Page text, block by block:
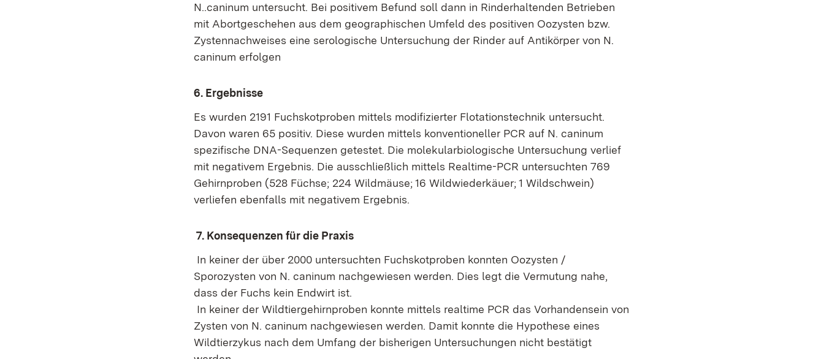
N..caninum untersucht. Bei positivem Befund soll dann in Rinderhaltenden Betrieben
mit Abortgeschehen aus dem geographischen Umfeld des positiven Oozysten bzw.
Zystennachweises eine serologische Untersuchung der Rinder auf Antikörper von N.
caninum erfolgen
6. Ergebnisse
Es wurden 2191 Fuchskotproben mittels modifizierter Flotationstechnik untersucht.
Davon waren 65 positiv. Diese wurden mittels konventioneller PCR auf N. caninum
spezifische DNA-Sequenzen getestet. Die molekularbiologische Untersuchung verlief
mit negativem Ergebnis. Die ausschließlich mittels Realtime-PCR untersuchten 769
Gehirnproben (528 Füchse; 224 Wildmäuse; 16 Wildwiederkäuer; 1 Wildschwein)
verliefen ebenfalls mit negativem Ergebnis.
7. Konsequenzen für die Praxis
In keiner der über 2000 untersuchten Fuchskotproben konnten Oozysten /
Sporozysten von N. caninum nachgewiesen werden. Dies legt die Vermutung nahe,
dass der Fuchs kein Endwirt ist.
In keiner der Wildtiergehirnproben konnte mittels realtime PCR das Vorhandensein von
Zysten von N. caninum nachgewiesen werden. Damit konnte die Hypothese eines
Wildtierzykus nach dem Umfang der bisherigen Untersuchungen nicht bestätigt